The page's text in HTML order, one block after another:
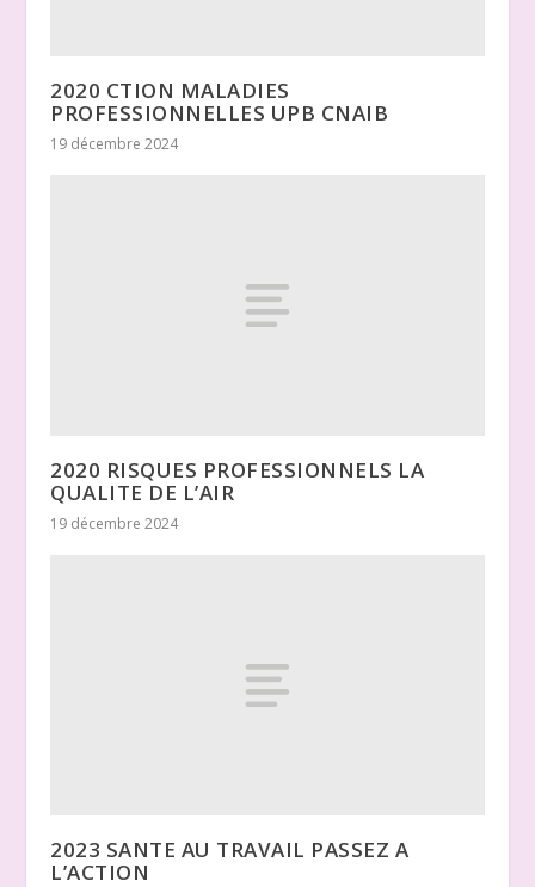
2020 CTION MALADIES
PROFESSIONNELLES UPB CNAIB
19 décembre 2024
2020 RISQUES PROFESSIONNELS LA
QUALITE DE L’AIR
19 décembre 2024
2023 SANTE AU TRAVAIL PASSEZ A
L’ACTION